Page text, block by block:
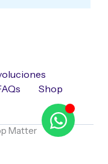
Shop
Matter